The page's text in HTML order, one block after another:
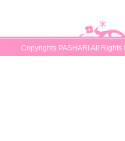
Copyrights PASHARI All Rights